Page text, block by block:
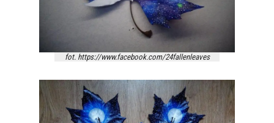
fot. https://www.facebook.com/24fallenleaves